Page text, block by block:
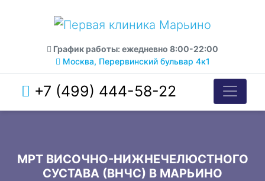
График работы: ежедневно 8:00-22:00
Москва, Перервинский бульвар 4к1
+7 (499) 444-58-22
МРТ ВИСОЧНО-НИЖНЕЧЕЛЮСТНОГО
СУСТАВА (ВНЧС) В МАРЬИНО